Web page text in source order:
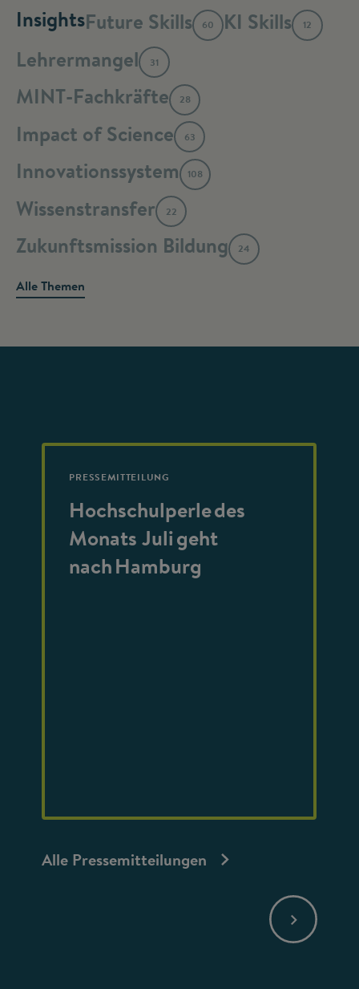
InsightsFuture Skills 60 KI Skills 12
Lehrermangel 31
MINT-Fachkräfte 28
Impact of Science 63
Innovationssystem 108
Wissenstransfer 22
Zukunftsmission Bildung 24
Alle Themen
PRESSEMITTEILUNG
Hochschulperle des
Monats Juli geht
nach Hamburg
Alle Pressemitteilungen